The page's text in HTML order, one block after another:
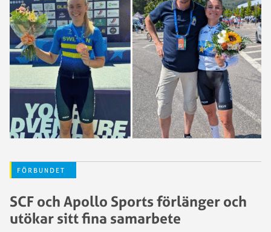
FÖRBUNDET
SCF och Apollo Sports förlänger och
utökar sitt fina samarbete